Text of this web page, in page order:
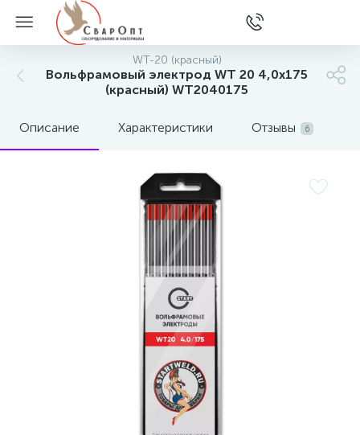
WT-20 (красный)
Вольфрамовый электрод WT 20 4,0х175
(красный) WT2040175
Описание Характеристики Отзывы 6